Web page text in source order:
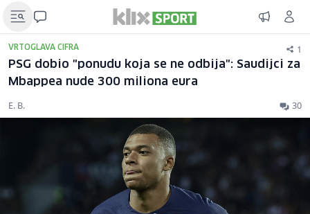
VRTOGLAVA CIFRA 1
PSG dobio "ponudu koja se ne odbija": Saudijci za
Mbappea nude 300 miliona eura
E. B. 30